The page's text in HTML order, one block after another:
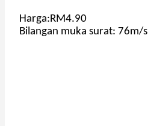
Harga:RM4.90
Bilangan muka surat: 76m/s